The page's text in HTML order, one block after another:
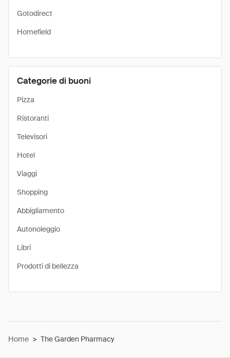
Gotodirect
Homefield
Categorie di buoni
Pizza
Ristoranti
Televisori
Hotel
Viaggi
Shopping
Abbigliamento
Autonoleggio
Libri
Prodotti di bellezza
Home > The Garden Pharmacy